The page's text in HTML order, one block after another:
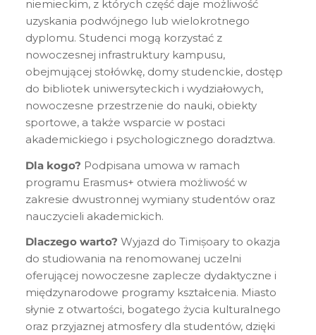
niemieckim, z których część daje możliwość
uzyskania podwójnego lub wielokrotnego
dyplomu. Studenci mogą korzystać z
nowoczesnej infrastruktury kampusu,
obejmującej stołówkę, domy studenckie, dostęp
do bibliotek uniwersyteckich i wydziałowych,
nowoczesne przestrzenie do nauki, obiekty
sportowe, a także wsparcie w postaci
akademickiego i psychologicznego doradztwa.
Dla kogo? Podpisana umowa w ramach
programu Erasmus+ otwiera możliwość w
zakresie dwustronnej wymiany studentów oraz
nauczycieli akademickich.
Dlaczego warto? Wyjazd do Timișoary to okazja
do studiowania na renomowanej uczelni
oferującej nowoczesne zaplecze dydaktyczne i
międzynarodowe programy kształcenia. Miasto
słynie z otwartości, bogatego życia kulturalnego
oraz przyjaznej atmosfery dla studentów, dzięki